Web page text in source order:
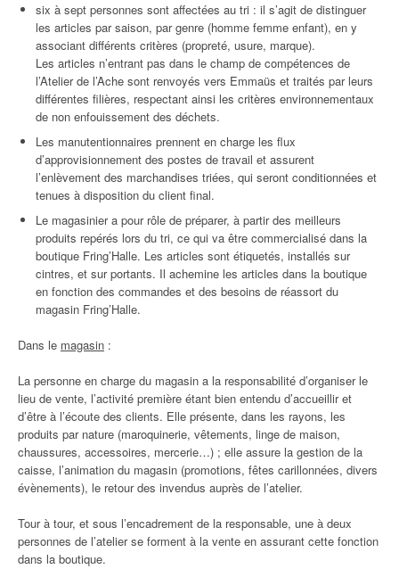
six à sept personnes sont affectées au tri : il s’agit de distinguer
les articles par saison, par genre (homme femme enfant), en y
associant différents critères (propreté, usure, marque).
Les articles n’entrant pas dans le champ de compétences de
l’Atelier de l’Ache sont renvoyés vers Emmaüs et traités par leurs
différentes filières, respectant ainsi les critères environnementaux
de non enfouissement des déchets.
Les manutentionnaires prennent en charge les flux
d’approvisionnement des postes de travail et assurent
l’enlèvement des marchandises triées, qui seront conditionnées et
tenues à disposition du client final.
Le magasinier a pour rôle de préparer, à partir des meilleurs
produits repérés lors du tri, ce qui va être commercialisé dans la
boutique Fring’Halle. Les articles sont étiquetés, installés sur
cintres, et sur portants. Il achemine les articles dans la boutique
en fonction des commandes et des besoins de réassort du
magasin Fring’Halle.
Dans le magasin :
La personne en charge du magasin a la responsabilité d’organiser le
lieu de vente, l’activité première étant bien entendu d’accueillir et
d’être à l’écoute des clients. Elle présente, dans les rayons, les
produits par nature (maroquinerie, vêtements, linge de maison,
chaussures, accessoires, mercerie…) ; elle assure la gestion de la
caisse, l’animation du magasin (promotions, fêtes carillonnées, divers
évènements), le retour des invendus auprès de l’atelier.
Tour à tour, et sous l’encadrement de la responsable, une à deux
personnes de l’atelier se forment à la vente en assurant cette fonction
dans la boutique.